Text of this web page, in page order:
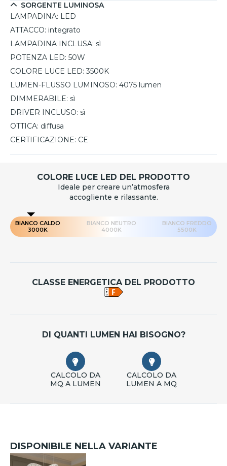
SORGENTE LUMINOSA
LAMPADINA: LED
ATTACCO: integrato
LAMPADINA INCLUSA: sì
POTENZA LED: 50W
COLORE LUCE LED: 3500K
LUMEN-FLUSSO LUMINOSO: 4075 lumen
DIMMERABILE: sì
DRIVER INCLUSO: sì
OTTICA: diffusa
CERTIFICAZIONE: CE
COLORE LUCE LED DEL PRODOTTO
Ideale per creare un’atmosfera
accogliente e rilassante.
BIANCO CALDO
3000K
BIANCO NEUTRO
4000K
BIANCO FREDDO
5500K
CLASSE ENERGETICA DEL PRODOTTO
DI QUANTI LUMEN HAI BISOGNO?
CALCOLO DA
MQ A LUMEN
CALCOLO DA
LUMEN A MQ
DISPONIBILE NELLA VARIANTE